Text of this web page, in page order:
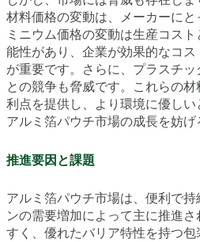
材料価格の変動は、メーカーに
ミニウム価格の変動は生産コス
能性があり、企業が効果的なコ
が重要です。さらに、プラスチ
との競争も脅威です。これらの
利点を提供し、より環境に優しい
アルミ箔パウチ市場の成長を妨げ
推進要因と課題
アルミ箔パウチ市場は、便利で
ンの需要増加によって主に推進
すく、優れたバリア特性を持つ